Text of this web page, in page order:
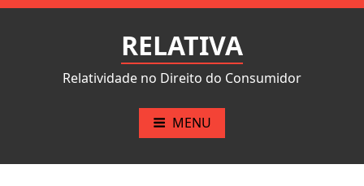
Pular
RELATIVA
Relatividade no Direito do Consumidor
MENU